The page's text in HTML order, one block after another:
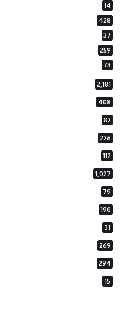
14
428
37
259
73
2,181
408
82
226
112
1,027
79
190
31
269
294
15